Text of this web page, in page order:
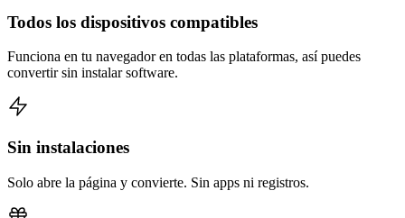
Todos los dispositivos compatibles
Funciona en tu navegador en todas las plataformas, así puedes
convertir sin instalar software.
Sin instalaciones
Solo abre la página y convierte. Sin apps ni registros.